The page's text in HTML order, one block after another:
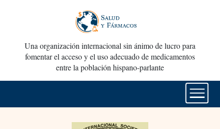
Una organización internacional sin ánimo de lucro para
fomentar el acceso y el uso adecuado de medicamentos
entre la población hispano-parlante